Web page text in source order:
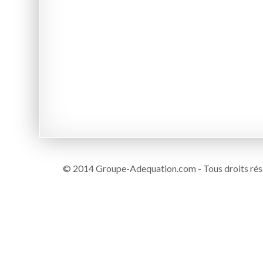
© 2014 Groupe-Adequation.com - Tous droits